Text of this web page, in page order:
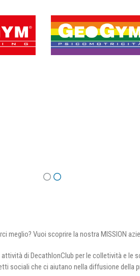
meglio? Vuoi scoprire la nostra MISSION
di DecathlonClub per le colletività e le
sociali che ci aiutano nella diffusione della